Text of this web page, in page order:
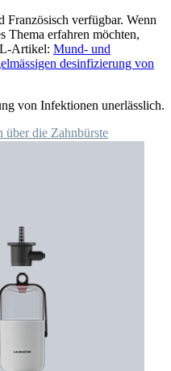
Französisch verfügbar. Wenn
Thema erfahren möchten,
L-Artikel: Mund- und
desinfizierung von
von Infektionen unerlässlich.
über die Zahnbürste